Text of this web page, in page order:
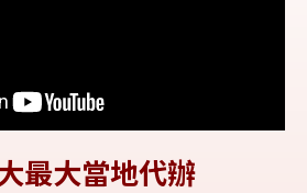
最大當地代辦